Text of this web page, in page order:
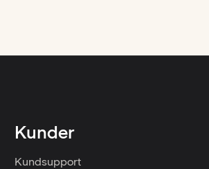
Kunder
Kundsupport